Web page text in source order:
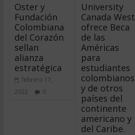
Oster y
Fundación
Colombiana
del Corazón
sellan
alianza
estratégica
febrero 17,
2022
0
University
Canada West
ofrece Beca
de las
Américas
para
estudiantes
colombianos
y de otros
países del
continente
americano y
del Caribe.